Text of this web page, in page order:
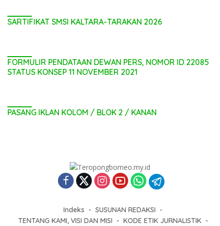
SARTIFIKAT SMSI KALTARA-TARAKAN 2026
FORMULIR PENDATAAN DEWAN PERS, NOMOR ID 22085
STATUS KONSEP 11 NOVEMBER 2021
PASANG IKLAN KOLOM / BLOK 2 / KANAN
Indeks
SUSUNAN REDAKSI
TENTANG KAMI, VISI DAN MISI
KODE ETIK JURNALISTIK